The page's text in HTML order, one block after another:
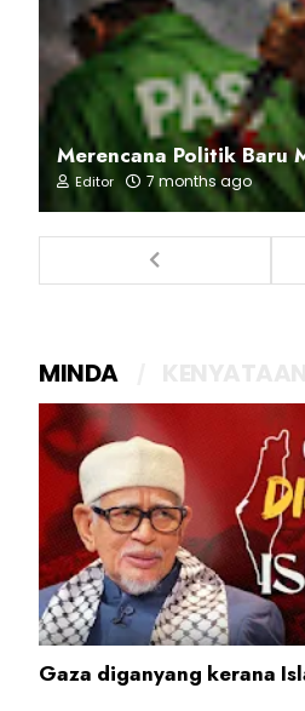
Merencana Politik Baru
Editor 7 months ago
MINDA
Gaza diganyang kerana